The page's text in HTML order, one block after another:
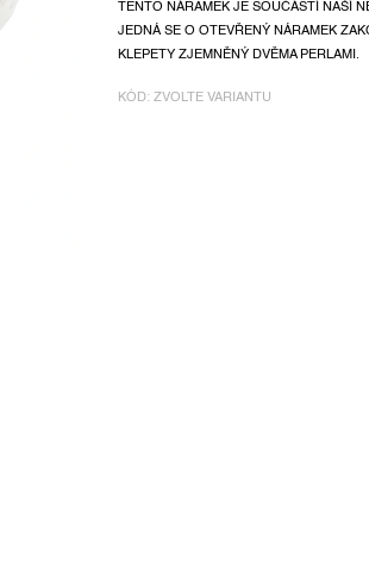
TENTO NÁRAMEK JE SOUČÁSTÍ NAŠÍ
JEDNÁ SE O OTEVŘENÝ NÁRAMEK
KLEPETY ZJEMNĚNÝ DVĚMA PERLAMI.
KÓD: ZVOLTE VARIANTU